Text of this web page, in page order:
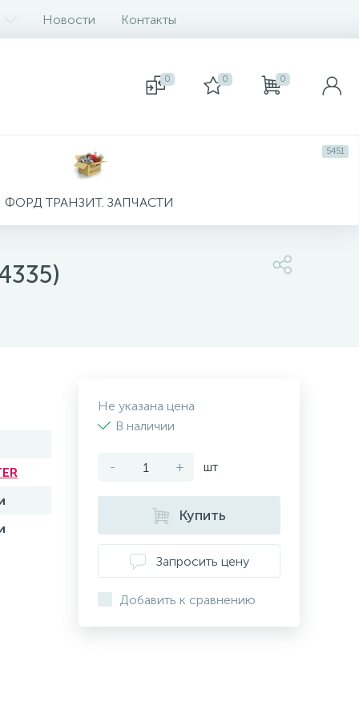
Новости Контакты
0 0 0
ФОРД ТРАНЗИТ. ЗАПЧАСТИ
5451
Не указана цена
В наличии
- + шт
Купить
Запросить цену
Добавить к сравнению